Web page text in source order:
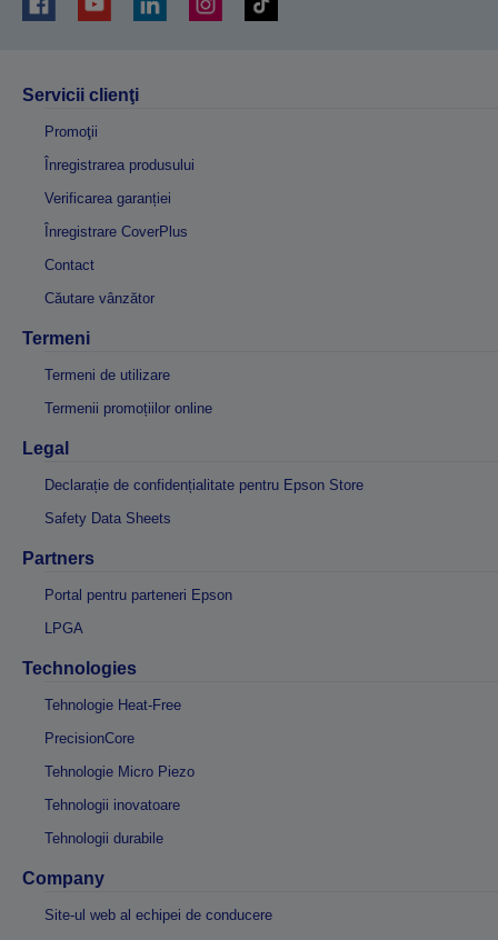
Servicii clienţi
Promoţii
Înregistrarea produsului
Verificarea garanției
Înregistrare CoverPlus
Contact
Căutare vânzător
Termeni
Termeni de utilizare
Termenii promoțiilor online
Legal
Declarație de confidențialitate pentru Epson Store
Safety Data Sheets
Partners
Portal pentru parteneri Epson
LPGA
Technologies
Tehnologie Heat-Free
PrecisionCore
Tehnologie Micro Piezo
Tehnologii inovatoare
Tehnologii durabile
Company
Site-ul web al echipei de conducere